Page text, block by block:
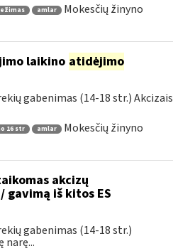
amlar
Mokesčių žinyno
laikino atidėjimo
gabenimas (14-18 str.) Akcizais
16 str amlar
Mokesčių žinyno
akcizų
gavimą iš kitos ES
gabenimas (14-18 str.)
narę...